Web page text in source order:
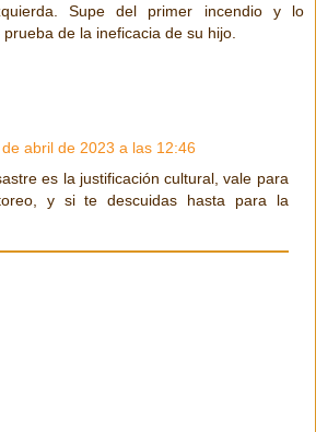
Supe del primer incendio y lo
de la ineficacia de su hijo.
de abril de 2023 a las 12:46
es la justificación cultural, vale para
y si te descuidas hasta para la